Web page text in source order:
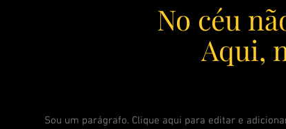
No céu
Aqui,
Sou um parágrafo. Clique aqui para editar e